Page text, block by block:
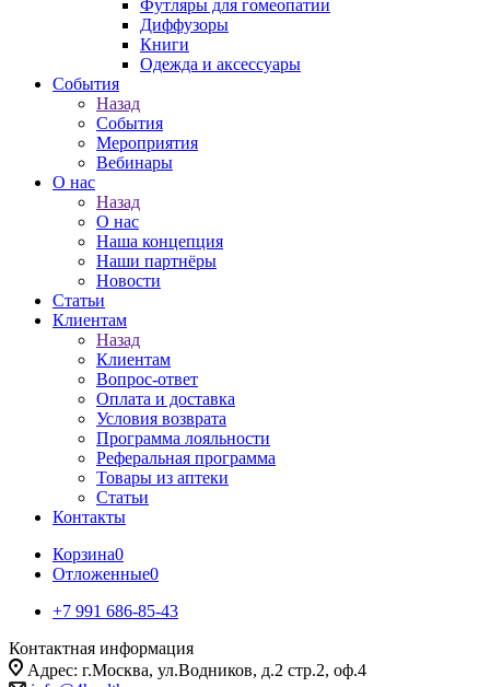
Футляры для гомеопатии
Диффузоры
Книги
Одежда и аксессуары
События
Назад
События
Мероприятия
Вебинары
О нас
Назад
О нас
Наша концепция
Наши партнёры
Новости
Статьи
Клиентам
Назад
Клиентам
Вопрос-ответ
Оплата и доставка
Условия возврата
Программа лояльности
Реферальная программа
Товары из аптеки
Статьи
Контакты
Корзина0
Отложенные0
+7 991 686-85-43
Контактная информация
Адрес: г.Москва, ул.Водников, д.2 стр.2, оф.4